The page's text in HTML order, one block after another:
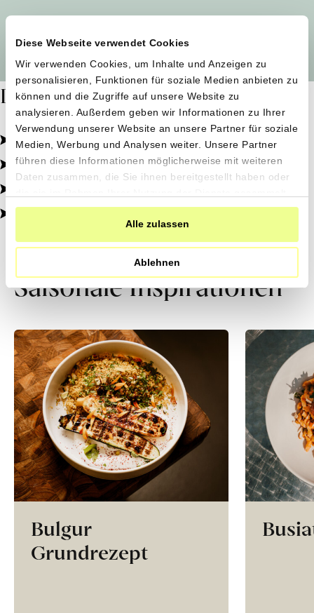
Diese Webseite verwendet Cookies
Wir verwenden Cookies, um Inhalte und Anzeigen zu
personalisieren, Funktionen für soziale Medien anbieten zu
können und die Zugriffe auf unsere Website zu
analysieren. Außerdem geben wir Informationen zu Ihrer
Verwendung unserer Website an unsere Partner für soziale
Medien, Werbung und Analysen weiter. Unsere Partner
führen diese Informationen möglicherweise mit weiteren
Daten zusammen, die Sie ihnen bereitgestellt haben oder
haben.
Alle zulassen
Ablehnen
Dafür stehen wir
Pestizidfrei angebaut, schonend verarbeitet.
Natürliche Zutaten, echter Geschmack.
Von kleinen Höfen, direkt zu dir.
100% transparent, 0% Zusatzstoffe.
Saisonale Inspirationen
Bulgur
Grundrezept